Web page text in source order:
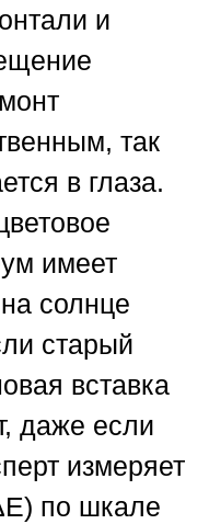
и
так
в глаза.
имеет
солнце
старый
вставка
даже если
измеряет
по шкале